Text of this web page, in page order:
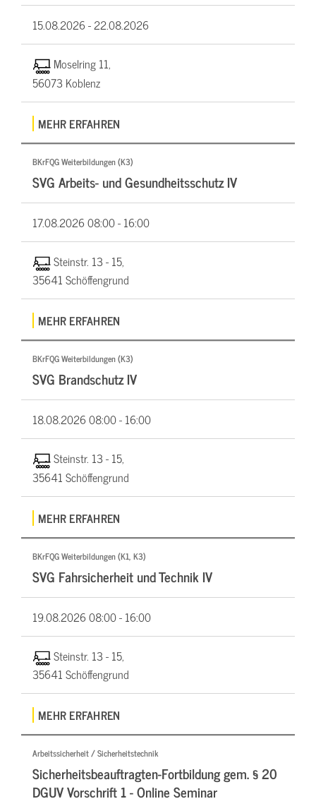
15.08.2026 -22.08.2026
Moselring 11,
56073 Koblenz
MEHR ERFAHREN
BKrFQG Weiterbildungen (K3)
SVG Arbeits- und Gesundheitsschutz IV
17.08.202608:00 - 16:00
Steinstr. 13 - 15,
35641 Schöffengrund
MEHR ERFAHREN
BKrFQG Weiterbildungen (K3)
SVG Brandschutz IV
18.08.202608:00 - 16:00
Steinstr. 13 - 15,
35641 Schöffengrund
MEHR ERFAHREN
BKrFQG Weiterbildungen (K1, K3)
SVG Fahrsicherheit und Technik IV
19.08.202608:00 - 16:00
Steinstr. 13 - 15,
35641 Schöffengrund
MEHR ERFAHREN
Arbeitssicherheit / Sicherheitstechnik
Sicherheitsbeauftragten-Fortbildung gem. § 20
DGUV Vorschrift 1 - Online Seminar